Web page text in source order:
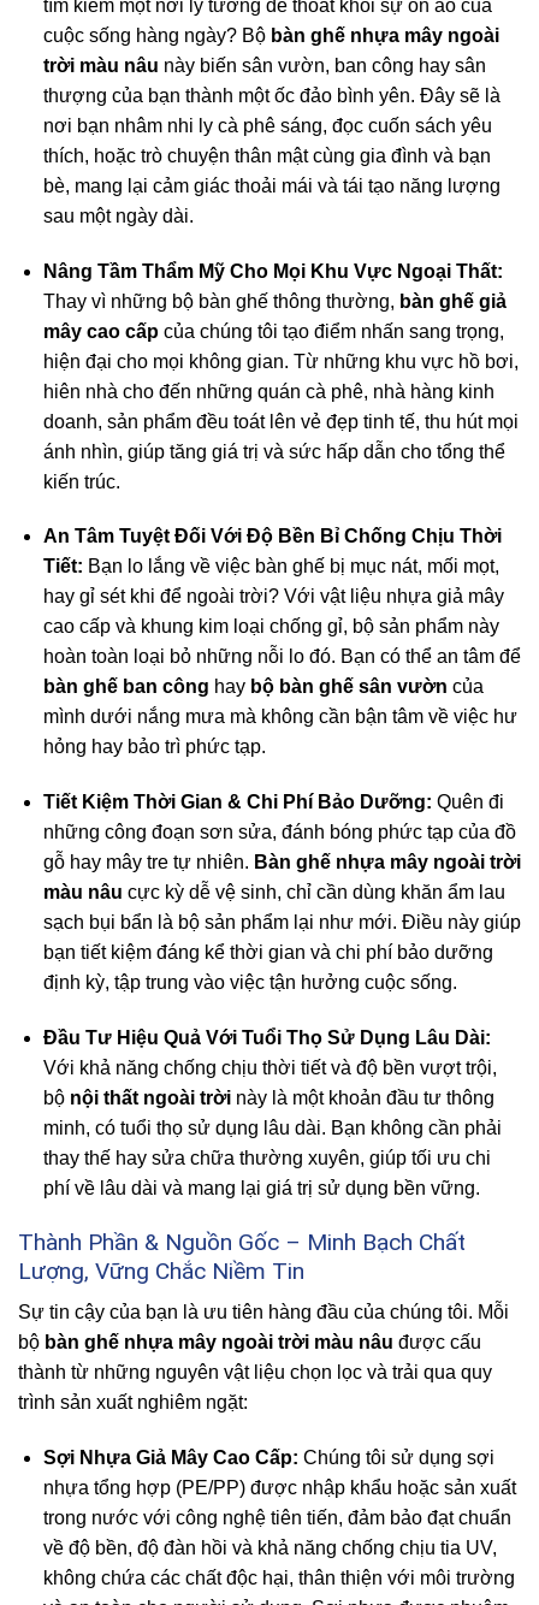
tìm kiếm một nơi lý tưởng để thoát khỏi sự ồn ào của
cuộc sống hàng ngày? Bộ bàn ghế nhựa mây ngoài
trời màu nâu này biến sân vườn, ban công hay sân
thượng của bạn thành một ốc đảo bình yên. Đây sẽ là
nơi bạn nhâm nhi ly cà phê sáng, đọc cuốn sách yêu
thích, hoặc trò chuyện thân mật cùng gia đình và bạn
bè, mang lại cảm giác thoải mái và tái tạo năng lượng
sau một ngày dài.
Nâng Tầm Thẩm Mỹ Cho Mọi Khu Vực Ngoại Thất:
Thay vì những bộ bàn ghế thông thường, bàn ghế giả
mây cao cấpcủa chúng tôi tạo điểm nhấn sang trọng,
hiện đại cho mọi không gian. Từ những khu vực hồ bơi,
hiên nhà cho đến những quán cà phê, nhà hàng kinh
doanh, sản phẩm đều toát lên vẻ đẹp tinh tế, thu hút mọi
ánh nhìn, giúp tăng giá trị và sức hấp dẫn cho tổng thể
kiến trúc.
An Tâm Tuyệt Đối Với Độ Bền Bỉ Chống Chịu Thời
Tiết: Bạn lo lắng về việc bàn ghế bị mục nát, mối mọt,
hay gỉ sét khi để ngoài trời? Với vật liệu nhựa giả mây
cao cấp và khung kim loại chống gỉ, bộ sản phẩm này
hoàn toàn loại bỏ những nỗi lo đó. Bạn có thể an tâm để
bàn ghế ban công hay bộ bàn ghế sân vườn của
mình dưới nắng mưa mà không cần bận tâm về việc hư
hỏng hay bảo trì phức tạp.
Tiết Kiệm Thời Gian & Chi Phí Bảo Dưỡng: Quên đi
những công đoạn sơn sửa, đánh bóng phức tạp của đồ
gỗ hay mây tre tự nhiên. Bàn ghế nhựa mây ngoài trời
màu nâu cực kỳ dễ vệ sinh, chỉ cần dùng khăn ẩm lau
sạch bụi bẩn là bộ sản phẩm lại như mới. Điều này giúp
bạn tiết kiệm đáng kể thời gian và chi phí bảo dưỡng
định kỳ, tập trung vào việc tận hưởng cuộc sống.
Đầu Tư Hiệu Quả Với Tuổi Thọ Sử Dụng Lâu Dài:
Với khả năng chống chịu thời tiết và độ bền vượt trội,
bộ nội thất ngoài trờinày là một khoản đầu tư thông
minh, có tuổi thọ sử dụng lâu dài. Bạn không cần phải
thay thế hay sửa chữa thường xuyên, giúp tối ưu chi
phí về lâu dài và mang lại giá trị sử dụng bền vững.
Thành Phần & Nguồn Gốc – Minh Bạch Chất
Lượng, Vững Chắc Niềm Tin
Sự tin cậy của bạn là ưu tiên hàng đầu của chúng tôi. Mỗi
bộ bàn ghế nhựa mây ngoài trời màu nâu được cấu
thành từ những nguyên vật liệu chọn lọc và trải qua quy
trình sản xuất nghiêm ngặt:
Sợi Nhựa Giả Mây Cao Cấp: Chúng tôi sử dụng sợi
nhựa tổng hợp (PE/PP) được nhập khẩu hoặc sản xuất
trong nước với công nghệ tiên tiến, đảm bảo đạt chuẩn
về độ bền, độ đàn hồi và khả năng chống chịu tia UV,
không chứa các chất độc hại, thân thiện với môi trường